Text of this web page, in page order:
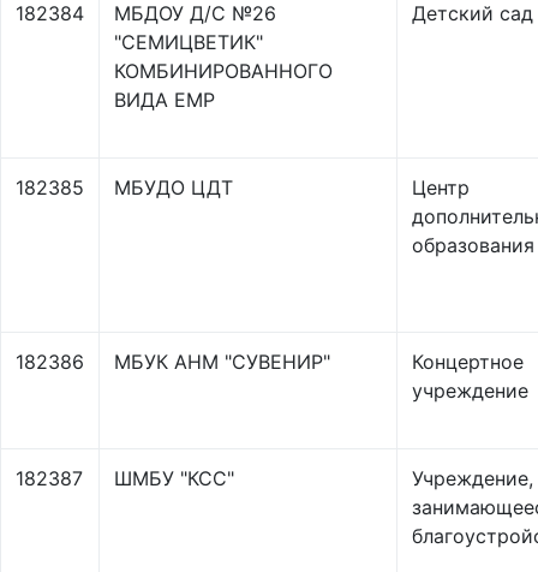
182384
МБДОУ Д/С №26
"СЕМИЦВЕТИК"
КОМБИНИРОВАННОГО
ВИДА ЕМР
Детский сад
182385 МБУДО ЦДТ
Центр
182386 МБУК АНМ "СУВЕНИР"
Концертное
учреждение
182387 ШМБУ "КСС"
Учреждение,